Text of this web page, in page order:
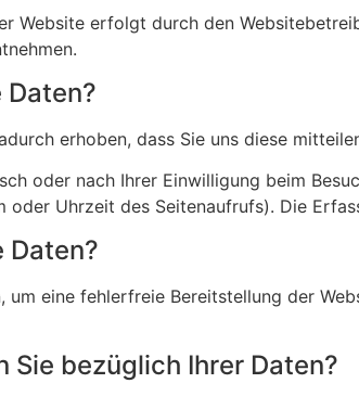
Website erfolgt durch den
erhoben, dass Sie uns diese
oder nach Ihrer Einwilligung beim
oder Uhrzeit des Seitenaufrufs). Die
Daten?
um eine fehlerfreie Bereitstellung der
Sie bezüglich Ihrer Daten?